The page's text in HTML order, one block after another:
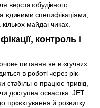
верстатобудівного
єдиними специфікаціями,
майданчиках.
контроль і
питання не в «гучних
в роботі через рік-
стабільно працює привід,
доступна оснастка. JET
проєктування й розвитку